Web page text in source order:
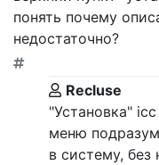
понять почему
недостаточно?
Recluse
"Установка"
меню
в систему, без